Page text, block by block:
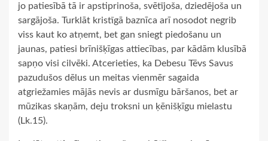
jo patiesībā tā ir apstiprinoša, svētījoša, dziedējoša un
sargājoša. Turklāt kristīgā baznīca arī nosodot negrib
viss kaut ko atņemt, bet gan sniegt piedošanu un
jaunas, patiesi brīnišķīgas attiecības, par kādām klusībā
sapņo visi cilvēki. Atcerieties, ka Debesu Tēvs Savus
pazudušos dēlus un meitas vienmēr sagaida
atgriežamies mājās nevis ar dusmīgu bāršanos, bet ar
mūzikas skaņām, deju troksni un ķēnišķīgu mielastu
(Lk.15).